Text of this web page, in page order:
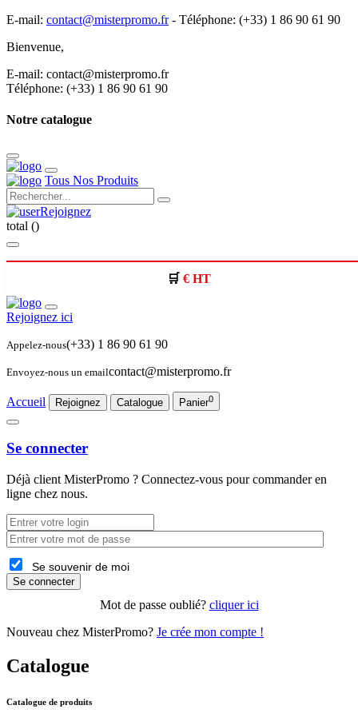
E-mail: contact@misterpromo.fr- Téléphone: (+33) 1 86 90 61 90
Bienvenue,
E-mail: contact@misterpromo.fr
Téléphone: (+33) 1 86 90 61 90
Notre catalogue
Tous Nos Produits
Rejoignez
total ()
€ HT
Rejoignez ici
Appelez-nous(+33) 1 86 90 61 90
Envoyez-nous un emailcontact@misterpromo.fr
Accueil Rejoignez Catalogue Panier0
Se connecter
Déjà client MisterPromo ? Connectez-vous pour commander en
ligne chez nous.
Se souvenir de moi
Se connecter
Mot de passe oublié? cliquer ici
Nouveau chez MisterPromo? Je crée mon compte !
Catalogue
Catalogue de produits